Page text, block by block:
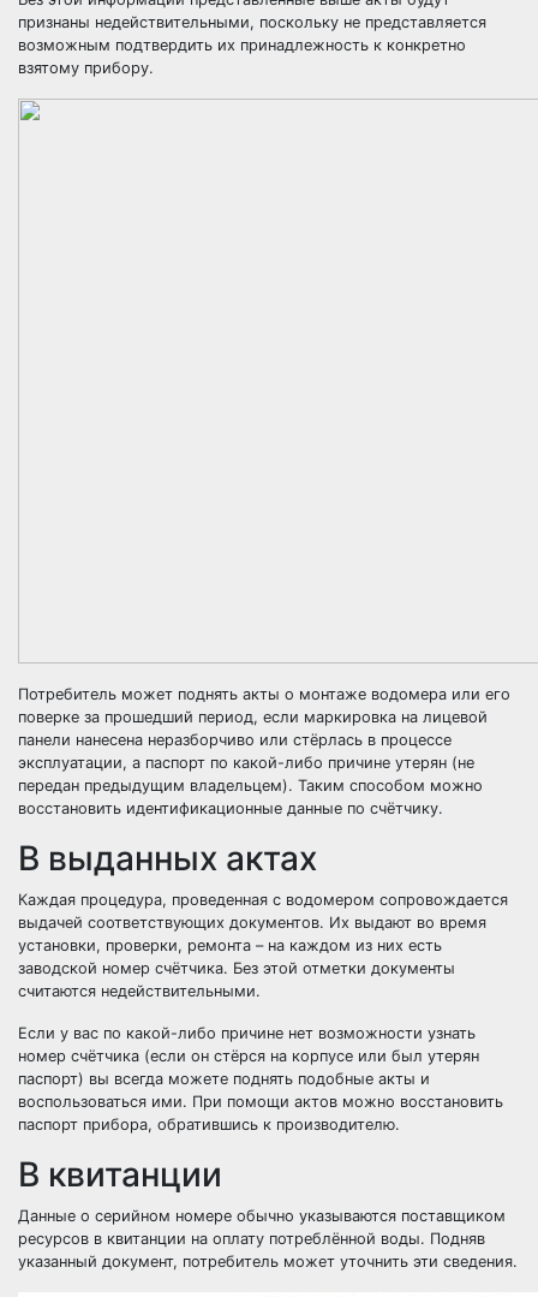
признаны недействительными, поскольку не представляется
возможным подтвердить их принадлежность к конкретно
взятому прибору.
Потребитель может поднять акты о монтаже водомера или его
поверке за прошедший период, если маркировка на лицевой
панели нанесена неразборчиво или стёрлась в процессе
эксплуатации, а паспорт по какой-либо причине утерян (не
передан предыдущим владельцем). Таким способом можно
восстановить идентификационные данные по счётчику.
В выданных актах
Каждая процедура, проведенная с водомером сопровождается
выдачей соответствующих документов. Их выдают во время
установки, проверки, ремонта – на каждом из них есть
заводской номер счётчика. Без этой отметки документы
считаются недействительными.
Если у вас по какой-либо причине нет возможности узнать
номер счётчика (если он стёрся на корпусе или был утерян
паспорт) вы всегда можете поднять подобные акты и
воспользоваться ими. При помощи актов можно восстановить
паспорт прибора, обратившись к производителю.
В квитанции
Данные о серийном номере обычно указываются поставщиком
ресурсов в квитанции на оплату потреблённой воды. Подняв
указанный документ, потребитель может уточнить эти сведения.